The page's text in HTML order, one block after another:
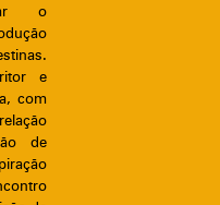
o
e
com
de